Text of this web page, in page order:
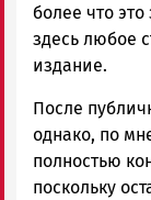
более что
здесь любое
издание.
После
однако, по
полностью
поскольку